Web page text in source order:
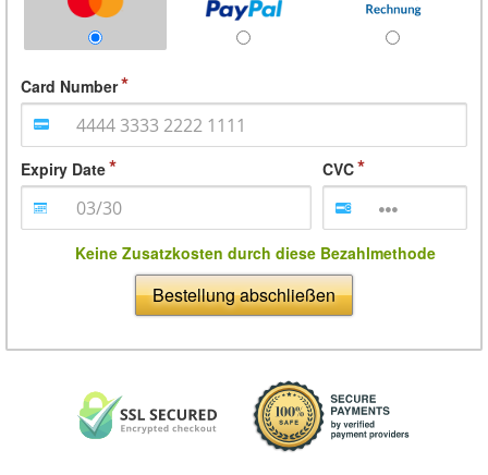
Card Number
Expiry Date CVC
Keine Zusatzkosten durch diese Bezahlmethode
Bestellung abschließen